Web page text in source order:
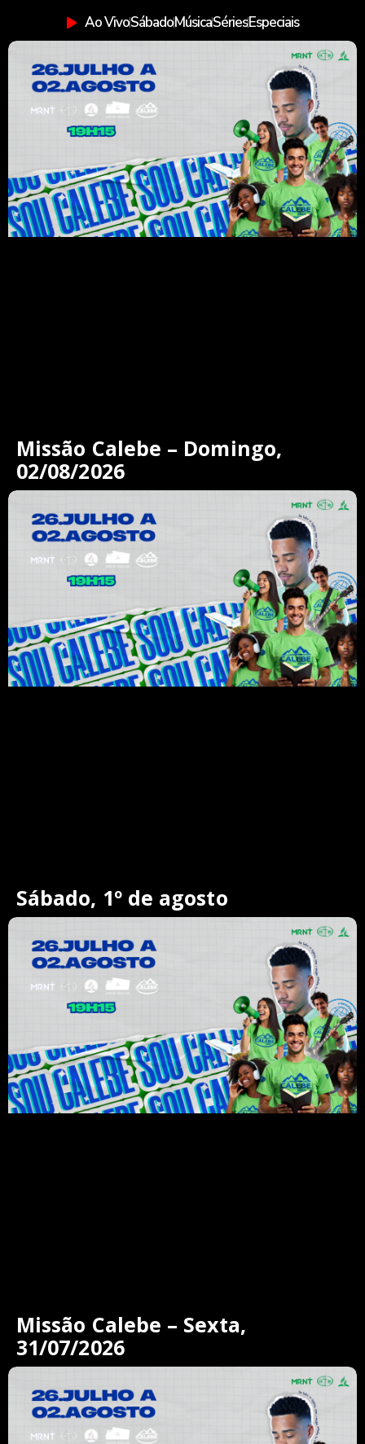
Ao VivoSábadoMúsicaSériesEspeciais
Missão Calebe – Domingo,
02/08/2026
Sábado, 1º de agosto
Missão Calebe – Sexta,
31/07/2026